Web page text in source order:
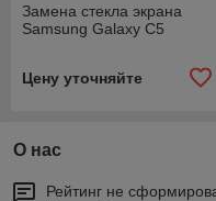
Замена стекла экрана
Samsung Galaxy C5
Цену уточняйте
О нас
Рейтинг не